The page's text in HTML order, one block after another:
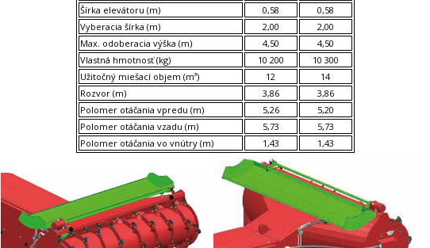
Šírka elevátoru (m)
0,58
0,58
Vyberacia šírka (m)
2,00
2,00
Max. odoberacia výška (m)
4,50
4,50
Vlastná hmotnosť (kg)
10 200
10 300
Užitočný miešací objem (m³)
12
14
Rozvor (m)
3,86
3,86
Polomer otáčania vpredu (m)
5,26
5,20
Polomer otáčania vzadu (m)
5,73
5,73
Polomer otáčania vo vnútry (m)
1,43 1,43